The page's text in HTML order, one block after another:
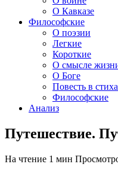
О Кавказе
Философские
О поэзии
Легкие
Короткие
О смысле
О Боге
Повесть в
Философские
Анализ
Путешествие.
На чтение 1 мин